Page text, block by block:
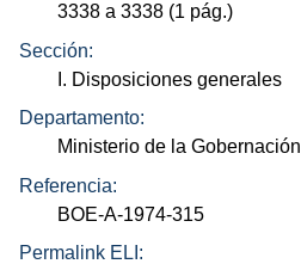
3338 a 3338 (1 pág.)
Sección:
I. Disposiciones generales
Departamento:
Ministerio de la Gobernación
Referencia:
BOE-A-1974-315
Permalink ELI: